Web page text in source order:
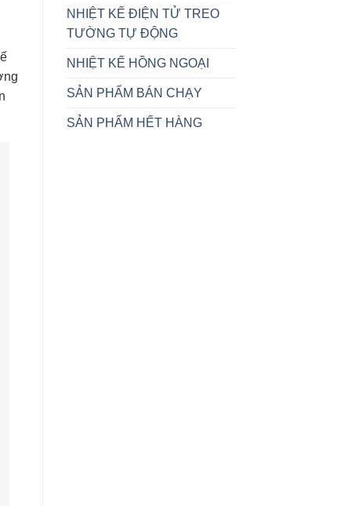
NHIỆT KẾ ĐIỆN TỬ TREO
TƯỜNG TỰ ĐỘNG
NHIỆT KẾ HỒNG NGOẠI
SẢN PHẨM BÁN CHẠY
SẢN PHẨM HẾT HÀNG